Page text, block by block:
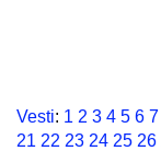
Vesti: 1 2 3 4 5 6 7
21 22 23 24 25 26